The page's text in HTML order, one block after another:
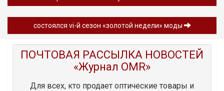
состоялся vi-й сезон «золотой недели» моды
ПОЧТОВАЯ РАССЫЛКА НОВОСТЕЙ
«Журнал OMR»
Для всех, кто продает оптические товары и